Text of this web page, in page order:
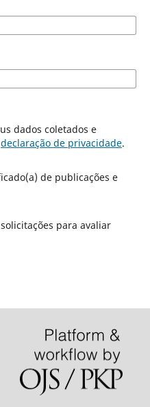
declaração de privacidade.